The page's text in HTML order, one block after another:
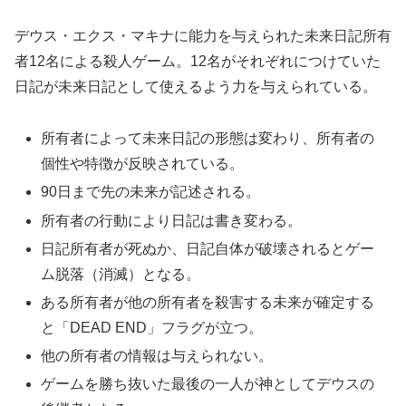
デウス・エクス・マキナに能力を与えられた未来日記所有
者12名による殺人ゲーム。12名がそれぞれにつけていた
日記が未来日記として使えるよう力を与えられている。
所有者によって未来日記の形態は変わり、所有者の
個性や特徴が反映されている。
90日まで先の未来が記述される。
所有者の行動により日記は書き変わる。
日記所有者が死ぬか、日記自体が破壊されるとゲー
ム脱落（消滅）となる。
ある所有者が他の所有者を殺害する未来が確定する
と「DEAD END」フラグが立つ。
他の所有者の情報は与えられない。
ゲームを勝ち抜いた最後の一人が神としてデウスの